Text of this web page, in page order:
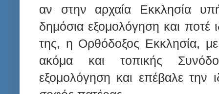
αν στην αρχαία Εκκλησία
δημόσια εξομολόγηση και ποτέ
της, η Ορθόδοξος Εκκλησία,
ακόμα και τοπικής
εξομολόγηση και επέβαλε την